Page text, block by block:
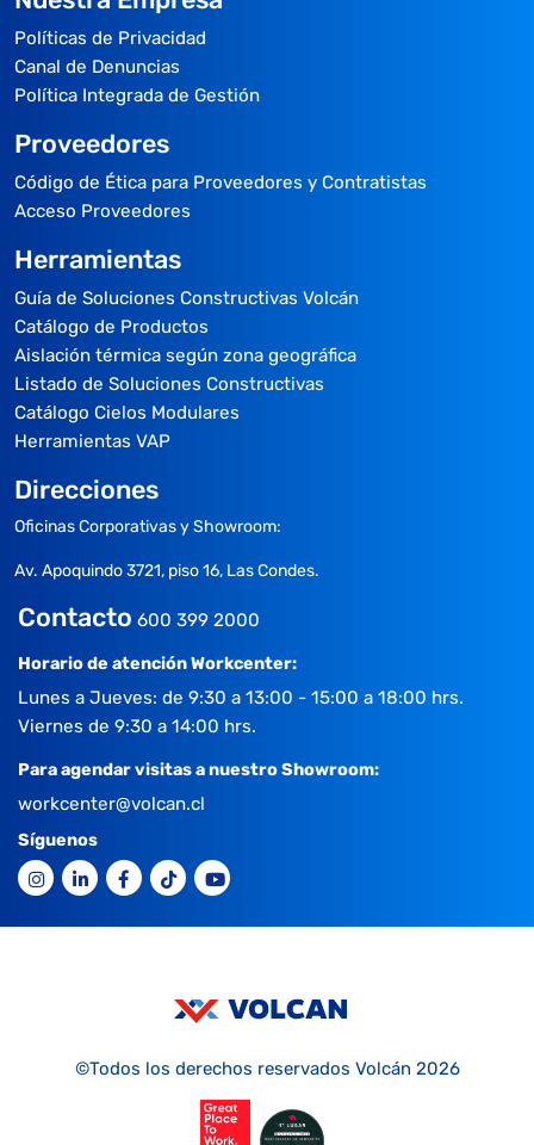
Políticas de Privacidad
Canal de Denuncias
Política Integrada de Gestión
Proveedores
Código de Ética para Proveedores y Contratistas
Acceso Proveedores
Herramientas
Guía de Soluciones Constructivas Volcán
Catálogo de Productos
Aislación térmica según zona geográfica
Listado de Soluciones Constructivas
Catálogo Cielos Modulares
Herramientas VAP
Direcciones
Oficinas Corporativas y Showroom:
Av. Apoquindo 3721, piso 16, Las Condes.
Contacto 600 399 2000
Horario de atención Workcenter:
Lunes a Jueves: de 9:30 a 13:00 - 15:00 a 18:00 hrs.
Viernes de 9:30 a 14:00 hrs.
Para agendar visitas a nuestro Showroom:
workcenter@volcan.cl
Síguenos
©Todos los derechos reservados Volcán 2026